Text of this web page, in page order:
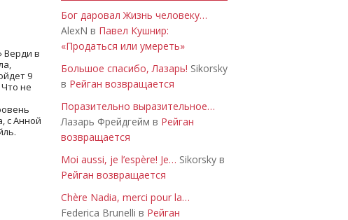
Верди в
9
не
с Анной
Бог даровал Жизнь человеку…
AlexN в Павел Кушнир:
«Продаться или умереть»
Большое спасибо, Лазарь! Sikorsky
в Рейган возвращается
Поразительно выразительное…
Лазарь Фрейдгейм в Рейган
возвращается
Moi aussi, je l’espère! Je… Sikorsky в
Рейган возвращается
Chère Nadia, merci pour la…
Federica Brunelli в Рейган